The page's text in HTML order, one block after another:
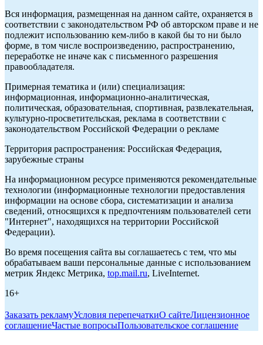
Вся информация, размещенная на данном сайте, охраняется в
соответствии с законодательством РФ об авторском праве и не
подлежит использованию кем-либо в какой бы то ни было
форме, в том числе воспроизведению, распространению,
переработке не иначе как с письменного разрешения
правообладателя.
Примерная тематика и (или) специализация:
информационная, информационно-аналитическая,
политическая, образовательная, спортивная, развлекательная,
культурно-просветительская, реклама в соответствии с
законодательством Российской Федерации о рекламе
Территория распространения: Российская Федерация,
зарубежные страны
На информационном ресурсе применяются рекомендательные
технологии (информационные технологии предоставления
информации на основе сбора, систематизации и анализа
сведений, относящихся к предпочтениям пользователей сети
"Интернет", находящихся на территории Российской
Федерации).
Во время посещения сайта вы соглашаетесь с тем, что мы
обрабатываем ваши персональные данные с использованием
метрик Яндекс Метрика, top.mail.ru, LiveInternet.
16+
Заказать рекламуУсловия перепечаткиО сайтеЛицензионное
соглашениеЧастые вопросыПользовательское соглашение